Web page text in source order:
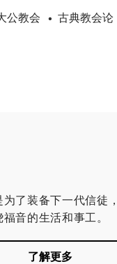
公教会 • 古典教会论
了装备下一代信徒
音的生活和事工。
了解更多